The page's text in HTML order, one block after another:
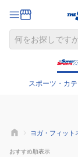
スポーツ・カテ
ヨガ・フィット
おすすめ順表示